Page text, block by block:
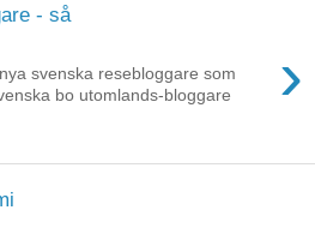
- så
›
svenska resebloggare som
bo utomlands-bloggare